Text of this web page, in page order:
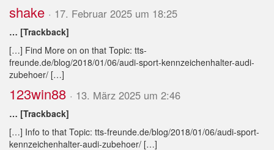
shake · 17. Februar 2025 um 18:25
… [Trackback]
[…] Find More on on that Topic: tts-
freunde.de/blog/2018/01/06/audi-sport-kennzeichenhalter-audi-
zubehoer/ […]
123win88 · 13. März 2025 um 2:46
… [Trackback]
[…] Info to that Topic: tts-freunde.de/blog/2018/01/06/audi-sport-
kennzeichenhalter-audi-zubehoer/ […]